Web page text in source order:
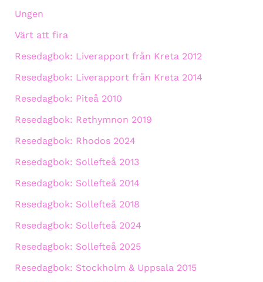
Ungen
Värt att fira
Resedagbok: Liverapport från Kreta 2012
Resedagbok: Liverapport från Kreta 2014
Resedagbok: Piteå 2010
Resedagbok: Rethymnon 2019
Resedagbok: Rhodos 2024
Resedagbok: Sollefteå 2013
Resedagbok: Sollefteå 2014
Resedagbok: Sollefteå 2018
Resedagbok: Sollefteå 2024
Resedagbok: Sollefteå 2025
Resedagbok: Stockholm & Uppsala 2015